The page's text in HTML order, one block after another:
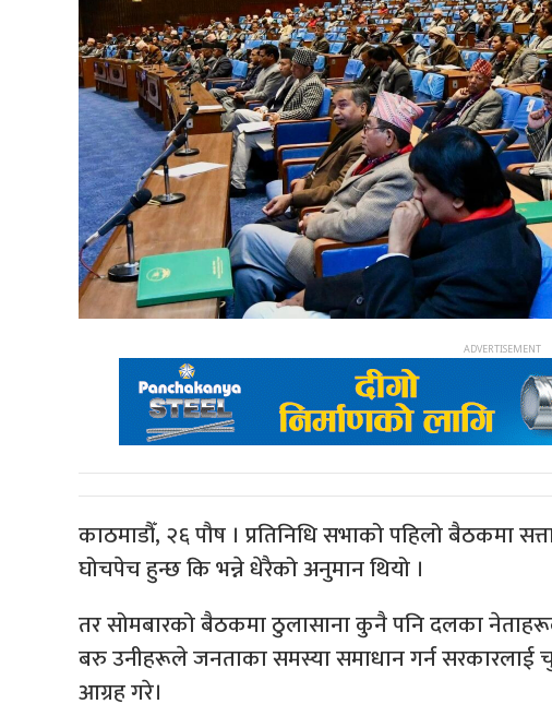
काठमाडौँ, २६ पौष । प्रतिनिधि सभाको पहिलो बैठकमा
घोचपेच हुन्छ कि भन्ने धेरैको अनुमान थियो ।
तर सोमबारको बैठकमा ठुलासाना कुनै पनि दलका
बरु उनीहरूले जनताका समस्या समाधान गर्न
आग्रह गरे।